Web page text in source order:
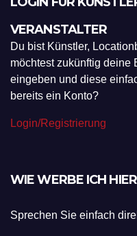
VERANSTALTER
Du bist Künstler,
möchtest zukünftig deine
eingeben und diese
bereits ein Konto?
Login/Registrierung
WIE WERBE ICH
Sprechen Sie einfach